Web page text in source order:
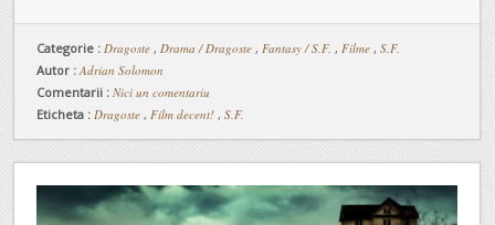
Categorie : Dragoste , Drama / Dragoste , Fantasy / S.F. , Filme , S.F.
Autor : Adrian Solomon
Comentarii : Nici un comentariu
Eticheta : Dragoste , Film decent! , S.F.